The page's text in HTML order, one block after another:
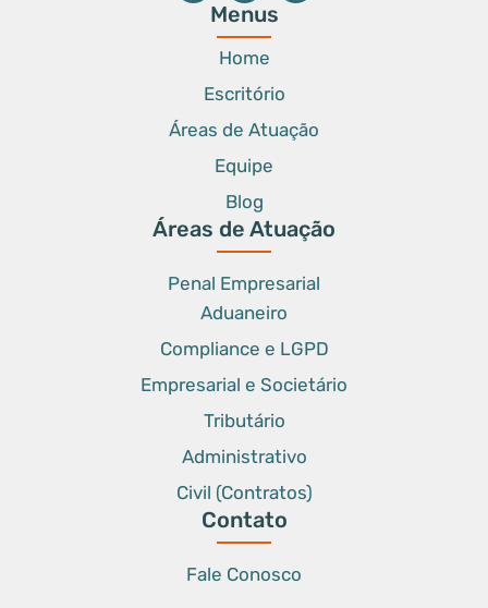
Menus
Home
Escritório
Áreas de Atuação
Equipe
Blog
Áreas de Atuação
Penal Empresarial
Aduaneiro
Compliance e LGPD
Empresarial e Societário
Tributário
Administrativo
Civil (Contratos)
Contato
Fale Conosco